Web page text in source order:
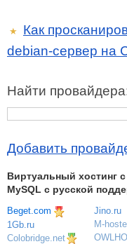
★
Как
debian-сервер на
Найти
Добавить
Виртуальный хостинг c
MySQL с русской
Beget.com
1Gb.ru
Colobridge.net
Jino.ru
M-